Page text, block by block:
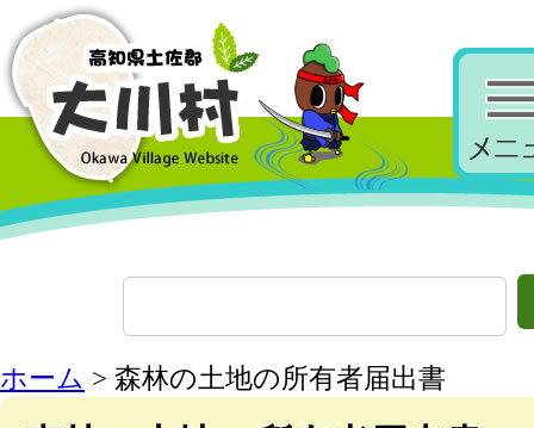
ホーム > 森林の土地の所有者届出書